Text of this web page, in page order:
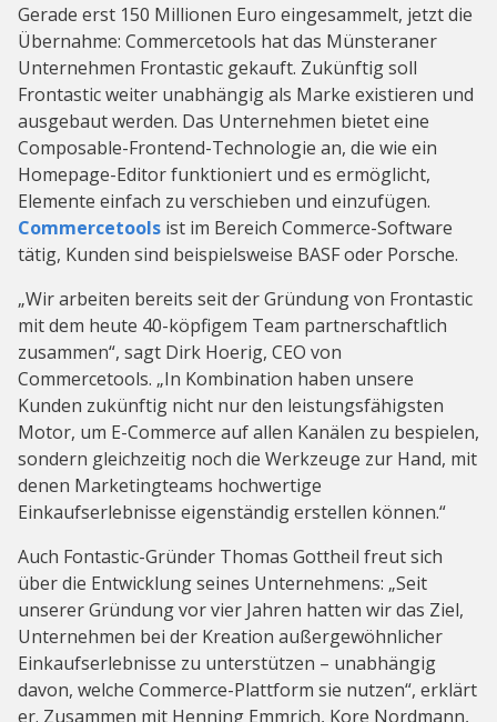
Gerade erst 150 Millionen Euro eingesammelt, jetzt die
Übernahme: Commercetools hat das Münsteraner
Unternehmen Frontastic gekauft. Zukünftig soll
Frontastic weiter unabhängig als Marke existieren und
ausgebaut werden. Das Unternehmen bietet eine
Composable-Frontend-Technologie an, die wie ein
Homepage-Editor funktioniert und es ermöglicht,
Elemente einfach zu verschieben und einzufügen.
Commercetools ist im Bereich Commerce-Software
tätig, Kunden sind beispielsweise BASF oder Porsche.
„Wir arbeiten bereits seit der Gründung von Frontastic
mit dem heute 40-köpfigem Team partnerschaftlich
zusammen“, sagt Dirk Hoerig, CEO von
Commercetools. „In Kombination haben unsere
Kunden zukünftig nicht nur den leistungsfähigsten
Motor, um E-Commerce auf allen Kanälen zu bespielen,
sondern gleichzeitig noch die Werkzeuge zur Hand, mit
denen Marketingteams hochwertige
Einkaufserlebnisse eigenständig erstellen können.“
Auch Fontastic-Gründer Thomas Gottheil freut sich
über die Entwicklung seines Unternehmens: „Seit
unserer Gründung vor vier Jahren hatten wir das Ziel,
Unternehmen bei der Kreation außergewöhnlicher
Einkaufserlebnisse zu unterstützen – unabhängig
davon, welche Commerce-Plattform sie nutzen“, erklärt
er. Zusammen mit Henning Emmrich, Kore Nordmann,